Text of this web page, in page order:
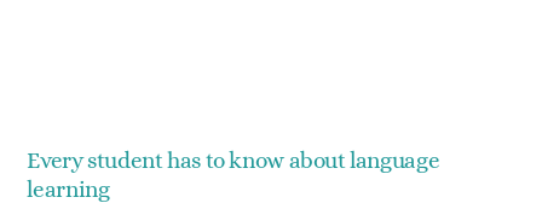
Every student has to know about language
learning